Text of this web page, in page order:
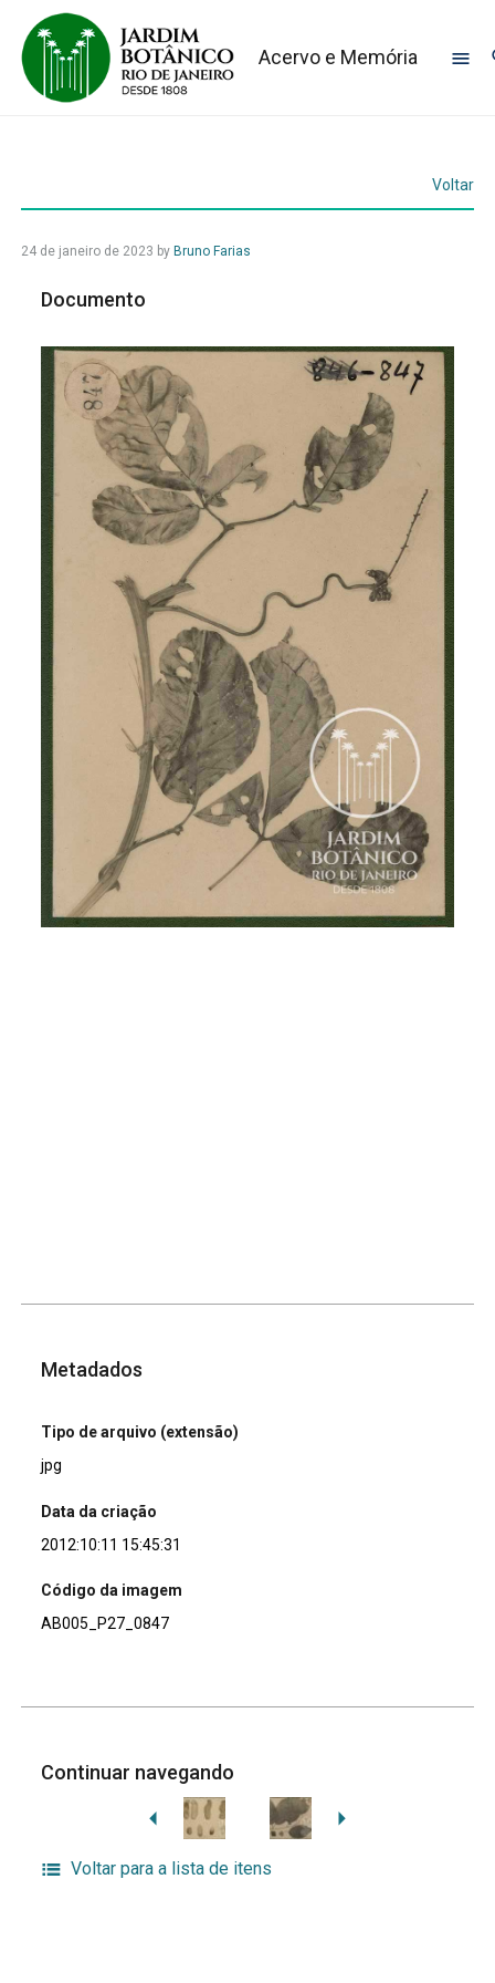
Acervo e Memória
Voltar
24 de janeiro de 2023 by Bruno Farias
Documento
Metadados
Tipo de arquivo (extensão)
jpg
Data da criação
2012:10:11 15:45:31
Código da imagem
AB005_P27_0847
Continuar navegando
Voltar para a lista de itens